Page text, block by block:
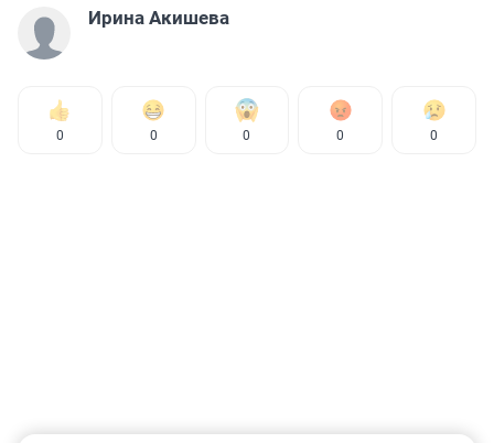
Ирина Акишева
0 0 0 0 0